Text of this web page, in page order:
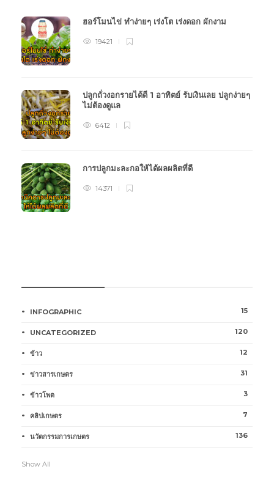
ฮอร์โมนไข่ ทำง่ายๆ เร่งโต เร่งดอก ผักงาม
19421
ปลูกถั่วงอกรายได้ดี 1 อาทิตย์ รับเงินเลย ปลูกง่ายๆ
ไม่ต้องดูแล
6412
การปลูกมะละกอให้ได้ผลผลิตที่ดี
14371
INFOGRAPHIC 15
UNCATEGORIZED 120
ข้าว 12
ข่าวสารเกษตร 31
ข้าวโพด 3
คลิปเกษตร 7
นวัตกรรมการเกษตร 136
Show All